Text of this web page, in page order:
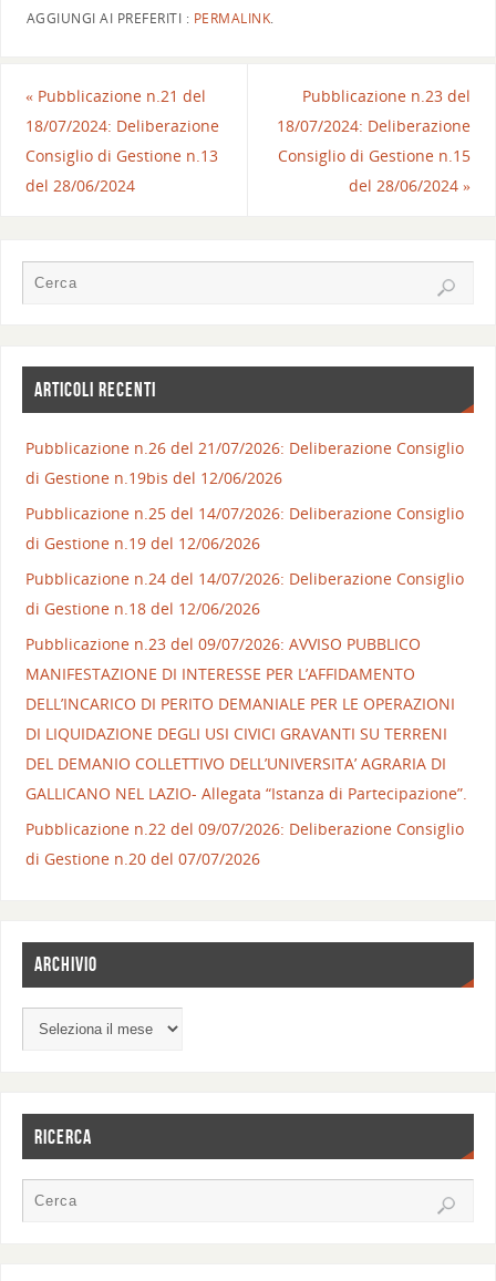
AGGIUNGI AI PREFERITI : PERMALINK.
«Pubblicazione n.21 del
18/07/2024: Deliberazione
Consiglio di Gestione n.13
del 28/06/2024
Pubblicazione n.23 del
18/07/2024: Deliberazione
Consiglio di Gestione n.15
del 28/06/2024»
ARTICOLI RECENTI
Pubblicazione n.26 del 21/07/2026: Deliberazione Consiglio
di Gestione n.19bis del 12/06/2026
Pubblicazione n.25 del 14/07/2026: Deliberazione Consiglio
di Gestione n.19 del 12/06/2026
Pubblicazione n.24 del 14/07/2026: Deliberazione Consiglio
di Gestione n.18 del 12/06/2026
Pubblicazione n.23 del 09/07/2026: AVVISO PUBBLICO
MANIFESTAZIONE DI INTERESSE PER L’AFFIDAMENTO
DELL’INCARICO DI PERITO DEMANIALE PER LE OPERAZIONI
DI LIQUIDAZIONE DEGLI USI CIVICI GRAVANTI SU TERRENI
DEL DEMANIO COLLETTIVO DELL’UNIVERSITA’ AGRARIA DI
GALLICANO NEL LAZIO- Allegata “Istanza di Partecipazione”.
Pubblicazione n.22 del 09/07/2026: Deliberazione Consiglio
di Gestione n.20 del 07/07/2026
ARCHIVIO
RICERCA